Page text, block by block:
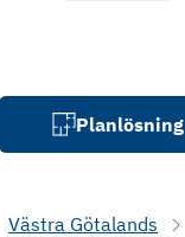
Planlösning
Västra Götalands